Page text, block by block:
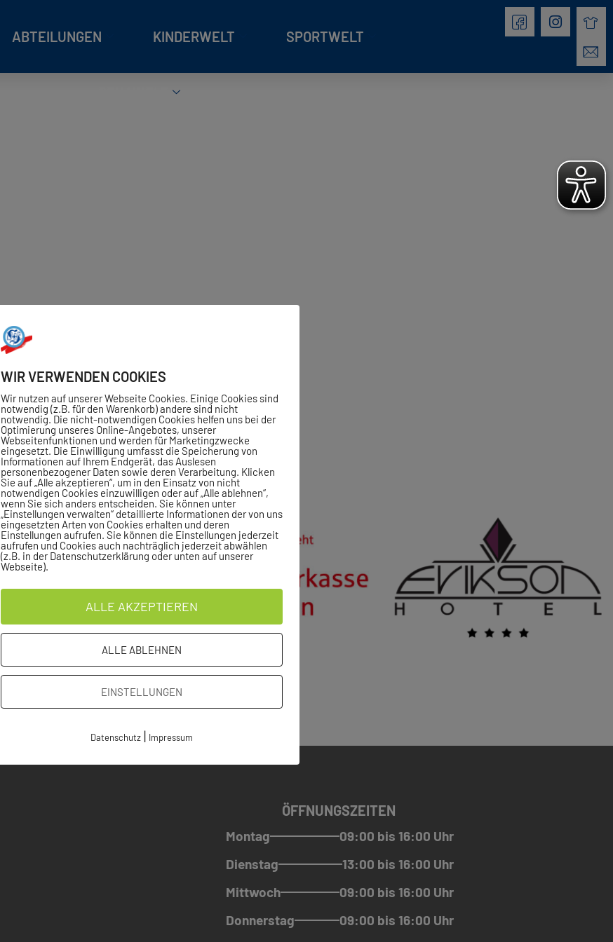
ABTEILUNGEN KINDERWELT SPORTWELT
ÖFFNUNGSZEITEN
Montag
09:00 bis 16:00 Uhr
Dienstag
13:00 bis 16:00 Uhr
Mittwoch
09:00 bis 16:00 Uhr
Donnerstag
09:00 bis 16:00 Uhr
WIR VERWENDEN COOKIES
Wir nutzen auf unserer Webseite Cookies. Einige Cookies sind
notwendig (z.B. für den Warenkorb) andere sind nicht
notwendig. Die nicht-notwendigen Cookies helfen uns bei der
Optimierung unseres Online-Angebotes, unserer
Webseitenfunktionen und werden für Marketingzwecke
eingesetzt. Die Einwilligung umfasst die Speicherung von
Informationen auf Ihrem Endgerät, das Auslesen
personenbezogener Daten sowie deren Verarbeitung. Klicken
Sie auf „Alle akzeptieren“, um in den Einsatz von nicht
notwendigen Cookies einzuwilligen oder auf „Alle ablehnen“,
wenn Sie sich anders entscheiden. Sie können unter
„Einstellungen verwalten“ detaillierte Informationen der von uns
eingesetzten Arten von Cookies erhalten und deren
Einstellungen aufrufen. Sie können die Einstellungen jederzeit
aufrufen und Cookies auch nachträglich jederzeit abwählen
(z.B. in der Datenschutzerklärung oder unten auf unserer
Webseite).
ALLE AKZEPTIEREN
ALLE ABLEHNEN
EINSTELLUNGEN
Datenschutz | Impressum